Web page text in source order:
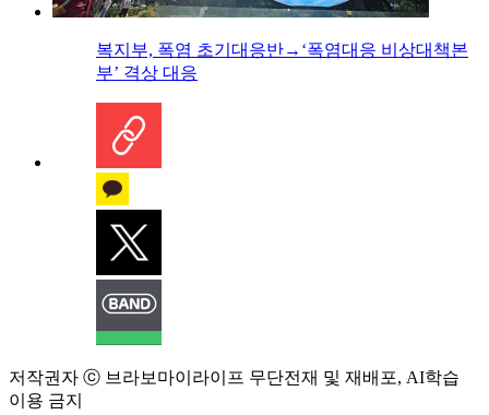
복지부, 폭염 초기대응반→‘폭염대응 비상대책본
부’ 격상 대응
저작권자 ⓒ 브라보마이라이프 무단전재 및 재배포, AI학습
이용 금지